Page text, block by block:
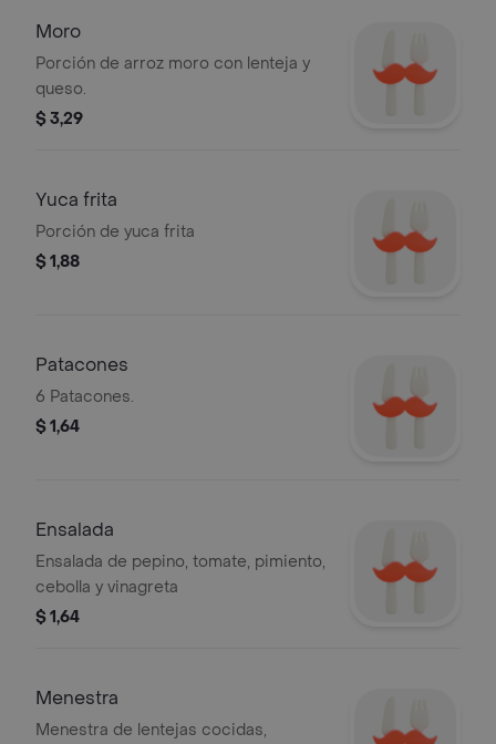
Moro
Porción de arroz moro con lenteja y
queso.
$ 3,29
Yuca frita
Porción de yuca frita
$ 1,88
Patacones
6 Patacones.
$ 1,64
Ensalada
Ensalada de pepino, tomate, pimiento,
cebolla y vinagreta
$ 1,64
Menestra
Menestra de lentejas cocidas,